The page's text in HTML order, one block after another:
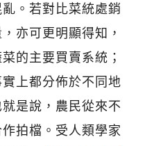
。若對比菜統處銷
亦可更明顯得知，
的主要買賣系統；
上都分佈於不同地
是說，農民從來不
拍檔。受人類學家